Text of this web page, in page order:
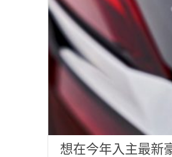
想在今年入主最新